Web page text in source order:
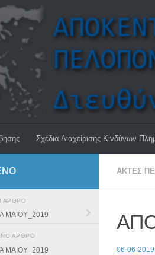
Σχέδια Διαχείρισης Κινδύνων
ΑΚΤΈΣ
06-06-
ΆΡΘΡΟ
ΜΑΙΟΥ_2019
ΆΡΘΡΟ
ΜΑΙΟΥ_2019